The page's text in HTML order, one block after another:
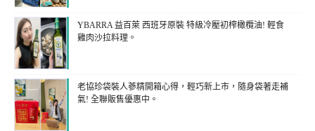
YBARRA 益百萊 西班牙原裝 特級冷壓初榨橄欖油! 輕食
雞肉沙拉料理。
老協珍袋裝人蔘精開箱心得，輕巧新上市，隨身袋著走補
氣! 全聯販售優惠中。